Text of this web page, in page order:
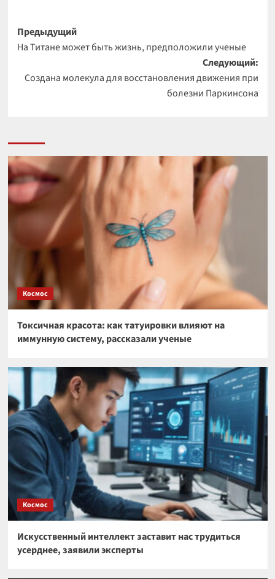
Навигация
записи
Предыдущий
На Титане может быть жизнь, предположили ученые
Следующий:
Создана молекула для восстановления движения при
болезни Паркинсона
Космос
Токсичная красота: как татуировки влияют на
иммунную систему, рассказали ученые
Космос
Искусственный интеллект заставит нас трудиться
усерднее, заявили эксперты